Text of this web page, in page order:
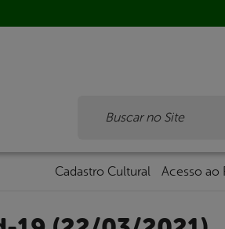
Cadastro Cultural Acesso ao